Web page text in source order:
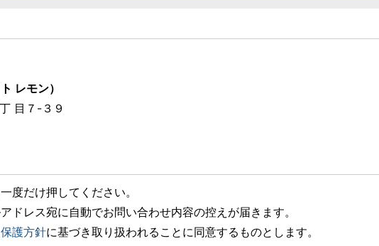
レモン）
目７-３９
度だけ押してください。
ドレス宛に自動でお問い合わせ内容の控えが届きます。
護方針に基づき取り扱われることに同意するものとします。